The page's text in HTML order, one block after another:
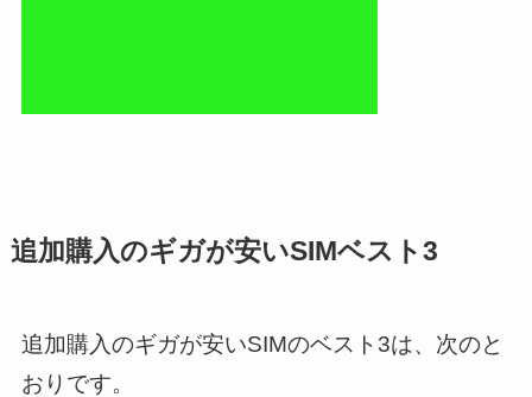
追加購入のギガが安いSIMベスト3
追加購入のギガが安いSIMのベスト3は、次のと
おりです。